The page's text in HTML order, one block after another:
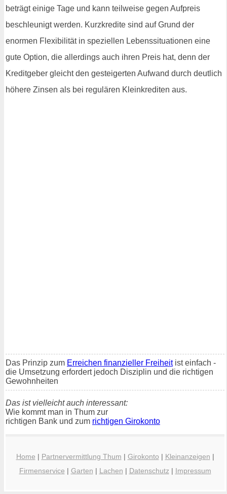
beträgt einige Tage und kann teilweise gegen Aufpreis
beschleunigt werden. Kurzkredite sind auf Grund der
enormen Flexibilität in speziellen Lebenssituationen eine
gute Option, die allerdings auch ihren Preis hat, denn der
Kreditgeber gleicht den gesteigerten Aufwand durch deutlich
höhere Zinsen als bei regulären Kleinkrediten aus.
Das Prinzip zum Erreichen finanzieller Freiheitist einfach -
die Umsetzung erfordert jedoch Disziplin und die richtigen
Gewohnheiten
Das ist vielleicht auch interessant:
Wie kommt man in Thum zur
richtigen Bank und zum richtigen Girokonto
Home | Partnervermittlung Thum | Girokonto | Kleinanzeigen |
Firmenservice | Garten | Lachen | Datenschutz | Impressum